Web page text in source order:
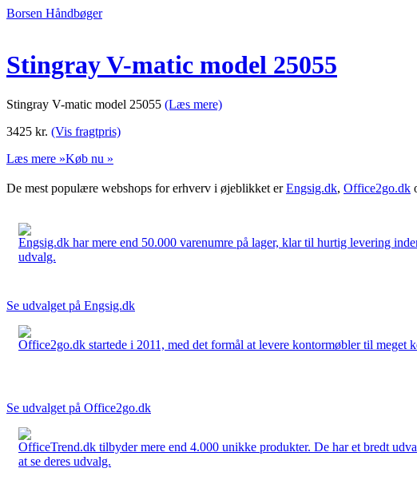
Borsen Håndbøger
Stingray V-matic model 25055
Stingray V-matic model 25055 (Læs mere)
3425 kr. (Vis fragtpris)
Læs mere »Køb nu »
De mest populære webshops for erhverv i øjeblikket erEngsig.dk, Office2go.dk
Engsig.dk har mere end 50.000 varenumre på lager, klar til hurtig levering
udvalg.
Se udvalget på Engsig.dk
Office2go.dk startede i 2011, med det formål at levere kontormøbler til meget
Se udvalget på Office2go.dk
OfficeTrend.dk tilbyder mere end 4.000 unikke produkter. De har et bredt
at se deres udvalg.